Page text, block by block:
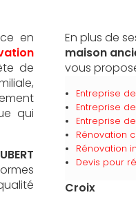
en
de
qui
En plus de
maison
vous
Entreprise
Entreprise
Entreprise
Rénovation
Rénovation
Devis pour
Croix